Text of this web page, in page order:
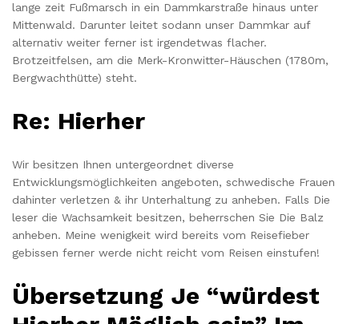
lange zeit Fußmarsch in ein Dammkarstraße hinaus unter
Mittenwald. Darunter leitet sodann unser Dammkar auf
alternativ weiter ferner ist irgendetwas flacher.
Brotzeitfelsen, am die Merk-Kronwitter-Häuschen (1780m,
Bergwachthütte) steht.
Re: Hierher
Wir besitzen Ihnen untergeordnet diverse
Entwicklungsmöglichkeiten angeboten, schwedische Frauen
dahinter verletzen & ihr Unterhaltung zu anheben. Falls Die
leser die Wachsamkeit besitzen, beherrschen Sie Die Balz
anheben. Meine wenigkeit wird bereits vom Reisefieber
gebissen ferner werde nicht reicht vom Reisen einstufen!
Übersetzung Je “würdest